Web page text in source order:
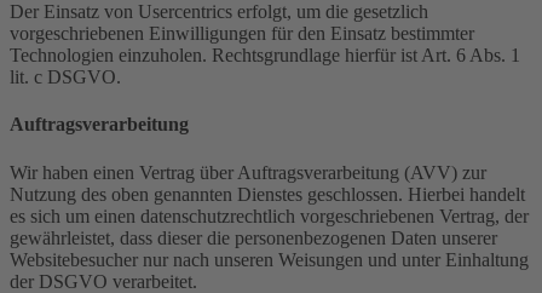
Der Einsatz von Usercentrics erfolgt, um die gesetzlich
vorgeschriebenen Einwilligungen für den Einsatz bestimmter
Technologien einzuholen. Rechtsgrundlage hierfür ist Art. 6 Abs. 1
lit. c DSGVO.
Auftragsverarbeitung
Wir haben einen Vertrag über Auftragsverarbeitung (AVV) zur
Nutzung des oben genannten Dienstes geschlossen. Hierbei handelt
es sich um einen datenschutzrechtlich vorgeschriebenen Vertrag, der
gewährleistet, dass dieser die personenbezogenen Daten unserer
Websitebesucher nur nach unseren Weisungen und unter Einhaltung
der DSGVO verarbeitet.